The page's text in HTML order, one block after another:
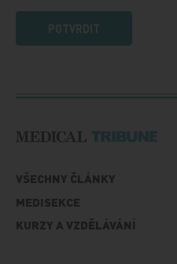
POTVRDIT
VŠECHNY ČLÁNKY
MEDISEKCE
KURZY A VZDĚLÁVÁNÍ